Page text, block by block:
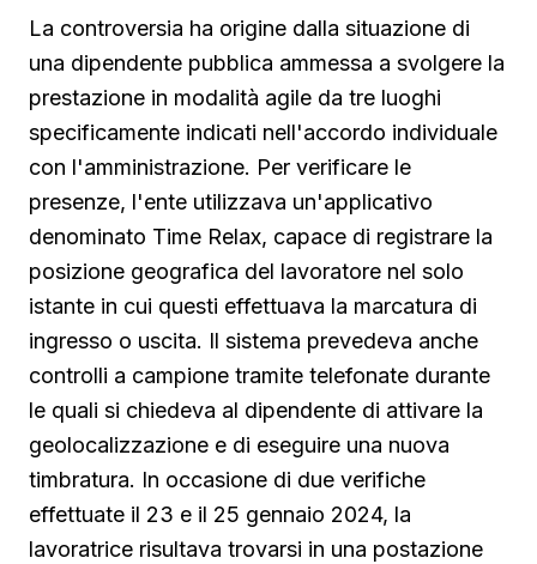
La controversia ha origine dalla situazione di
una dipendente pubblica ammessa a svolgere la
prestazione in modalità agile da tre luoghi
specificamente indicati nell'accordo individuale
con l'amministrazione. Per verificare le
presenze, l'ente utilizzava un'applicativo
denominato Time Relax, capace di registrare la
posizione geografica del lavoratore nel solo
istante in cui questi effettuava la marcatura di
ingresso o uscita. Il sistema prevedeva anche
controlli a campione tramite telefonate durante
le quali si chiedeva al dipendente di attivare la
geolocalizzazione e di eseguire una nuova
timbratura. In occasione di due verifiche
effettuate il 23 e il 25 gennaio 2024, la
lavoratrice risultava trovarsi in una postazione